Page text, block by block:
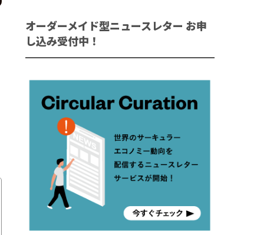
オーダーメイド型ニュースレター お申
し込み受付中！